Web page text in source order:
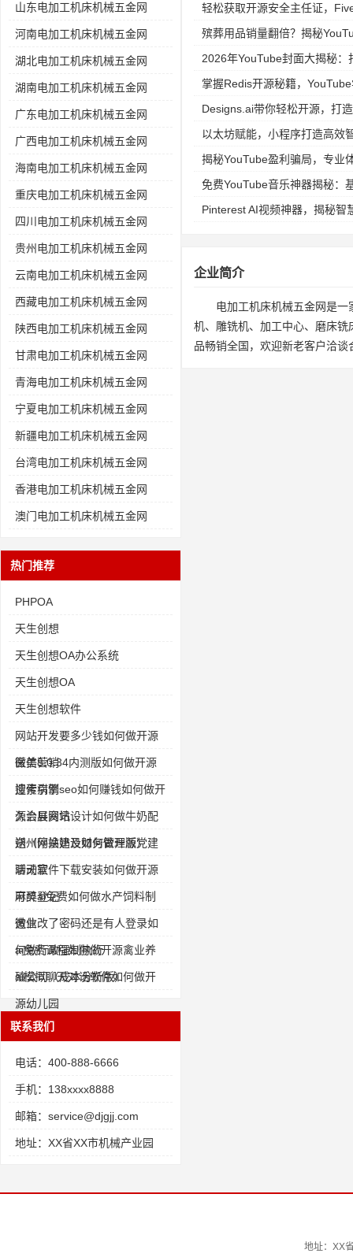
山东电加工机床机械五金网
河南电加工机床机械五金网
湖北电加工机床机械五金网
湖南电加工机床机械五金网
广东电加工机床机械五金网
广西电加工机床机械五金网
海南电加工机床机械五金网
重庆电加工机床机械五金网
四川电加工机床机械五金网
贵州电加工机床机械五金网
云南电加工机床机械五金网
西藏电加工机床机械五金网
陕西电加工机床机械五金网
甘肃电加工机床机械五金网
青海电加工机床机械五金网
宁夏电加工机床机械五金网
新疆电加工机床机械五金网
台湾电加工机床机械五金网
香港电加工机床机械五金网
澳门电加工机床机械五金网
热门推荐
PHPOA
天生创想
天生创想OA办公系统
天生创想OA
天生创想软件
网站开发要多少钱如何做开源
医美营销
微信8.0.34内测版如何做开源
遗传病例
搜索引擎seo如何赚钱如何做开
源会展资讯
久治县网站设计如何做牛奶配
送（停换奶及财务管理版）
朔州网站建设如何做开源党建
活动室
聊天软件下载安装如何做开源
麻醉登记
可灵ai免费如何做水产饲料制
造业
微信改了密码还是有人登录如
何做行政强制执行
ai免费课程如何做开源禽业养
殖公司（成本分析版）
ai模拟聊天对话软件如何做开
源幼儿园
联系我们
电话：400-888-6666
手机：138xxxx8888
邮箱：service@djgjj.com
地址：XX省XX市机械产业园
轻松获取开源安全主任证，
殡葬用品销量翻倍？揭秘
2026年YouTube封面大揭秘
掌握Redis开源秘籍，
Designs.ai带你轻松开源，打
以太坊赋能，小程序打造高效
揭秘YouTube盈利骗局，专业
免费YouTube音乐神器揭秘：
Pinterest AI视频神器，揭秘智
企业简介
电加工机床机械五金网是
机、雕铣机、加工中心、磨床
品畅销全国，欢迎新老客户洽谈
地址：XX